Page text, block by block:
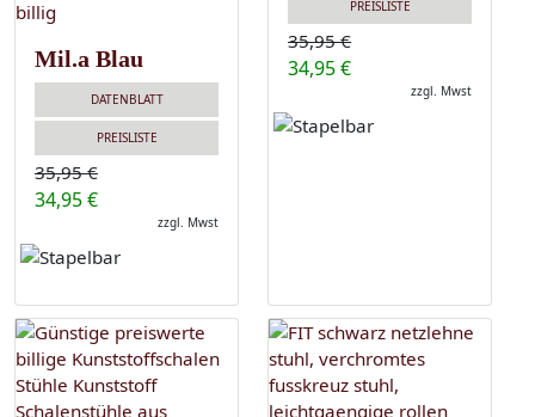
Mil.a Blau
DATENBLATT
PREISLISTE
35,95 €
34,95 €
zzgl. Mwst
PREISLISTE
35,95 €
34,95 €
zzgl. Mwst